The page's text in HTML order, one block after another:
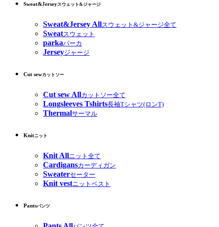
Sweat&Jerseyスウェット&ジャージ
Sweat&Jersey Allスウェット&ジャージ全て
Sweatスウェット
parkaパーカ
Jerseyジャージ
Cut sewカットソー
Cut sew Allカットソー全て
Longsleeves Tshirts長袖Tシャツ(ロンT)
Thermalサーマル
Knitニット
Knit Allニット全て
Cardigansカーディガン
Sweaterセーター
Knit vestニットベスト
Pantsパンツ